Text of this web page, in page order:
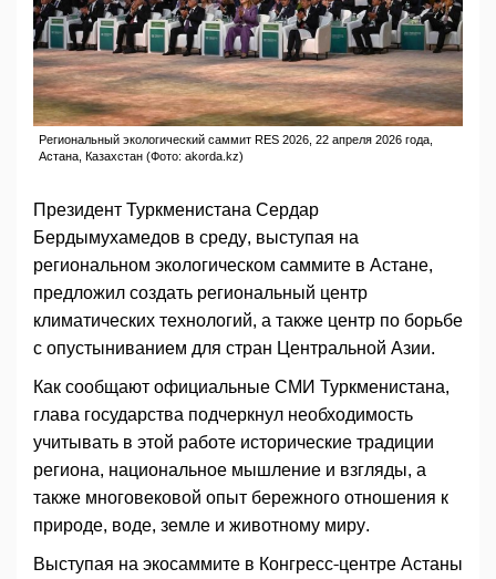
Региональный экологический саммит RES 2026, 22 апреля 2026 года,
Астана, Казахстан (Фото: akorda.kz)
Президент Туркменистана Сердар
Бердымухамедов в среду, выступая на
региональном экологическом саммите в Астане,
предложил создать региональный центр
климатических технологий, а также центр по борьбе
с опустыниванием для стран Центральной Азии.
Как сообщают официальные СМИ Туркменистана,
глава государства подчеркнул необходимость
учитывать в этой работе исторические традиции
региона, национальное мышление и взгляды, а
также многовековой опыт бережного отношения к
природе, воде, земле и животному миру.
Выступая на экосаммите в Конгресс-центре Астаны